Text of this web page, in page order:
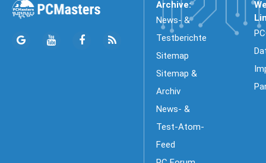
Archive:
News- &
Testberichte
Sitemap
Sitemap &
Archiv
News- &
Test-Atom-
Feed